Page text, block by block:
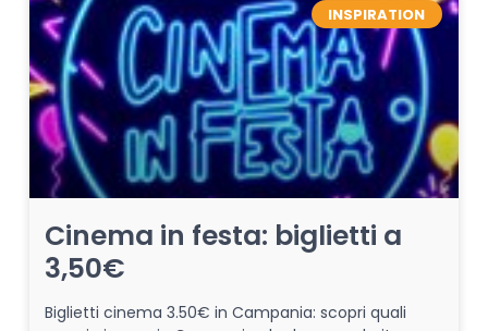
INSPIRATION
Cinema in festa: biglietti a
3,50€
Biglietti cinema 3.50€ in Campania: scopri quali